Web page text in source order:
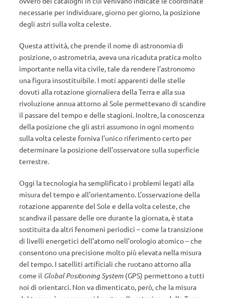
necessarie per individuare, giorno per giorno, la posizione
degli astri sulla volta celeste.
Questa attività, che prende il nome di astronomia di
posizione, o astrometria, aveva una ricaduta pratica molto
importante nella vita civile, tale da rendere l’astronomo
una figura insostituibile. I moti apparenti delle stelle
dovuti alla rotazione giornaliera della Terra e alla sua
rivoluzione annua attorno al Sole permettevano di scandire
il passare del tempo e delle stagioni. Inoltre, la conoscenza
della posizione che gli astri assumono in ogni momento
sulla volta celeste forniva l’unico riferimento certo per
determinare la posizione dell’osservatore sulla superficie
terrestre.
Oggi la tecnologia ha semplificato i problemi legati alla
misura del tempo e all’orientamento. L’osservazione della
rotazione apparente del Sole e della volta celeste, che
scandiva il passare delle ore durante la giornata, è stata
sostituita da altri fenomeni periodici – come la transizione
di livelli energetici dell’atomo nell’orologio atomico – che
consentono una precisione molto più elevata nella misura
del tempo. I satelliti artificiali che ruotano attorno alla
come il Global Positioning System (GPS) permettono a tutti
noi di orientarci. Non va dimenticato, però, che la misura